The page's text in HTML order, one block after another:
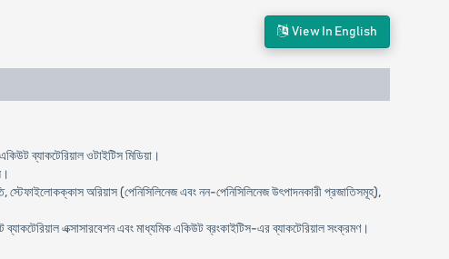
View In English
ব্যাকটেরিয়াল ওটাইটিস মিডিয়া।
স্টেফাইলোকক্কাস অরিয়াস (পেনিসিলিনেজ এবং নন-পেনিসিলিনেজ উৎপাদনকারী প্রজাতিসমূহ),
এক্সাসারবেশন এবং মাধ্যমিক একিউট ব্রংকাইটিস-এর ব্যাকটেরিয়াল সংক্রমণ।